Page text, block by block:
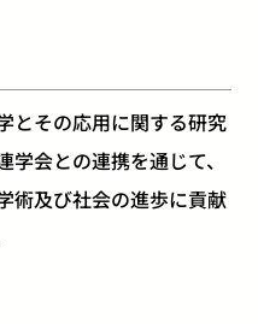
とその応用に関する研究
会との連携を通じて、
術及び社会の進歩に貢献